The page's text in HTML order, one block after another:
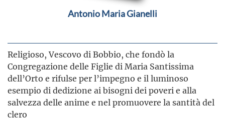
Antonio Maria Gianelli
Religioso, Vescovo di Bobbio, che fondò la
Congregazione delle Figlie di Maria Santissima
dell’Orto e rifulse per l’impegno e il luminoso
esempio di dedizione ai bisogni dei poveri e alla
salvezza delle anime e nel promuovere la santità del
clero